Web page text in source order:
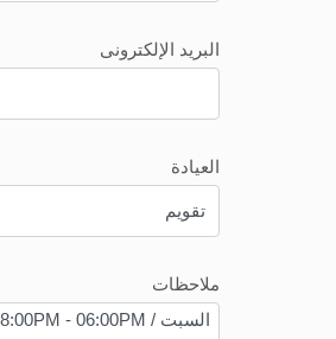
البريد الإلكترونى
العيادة
ملاحظات